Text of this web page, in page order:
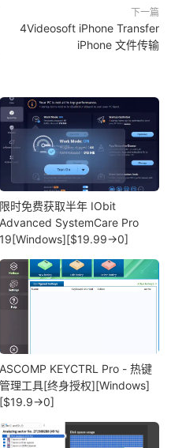
下一篇
4Videosoft iPhone Transfer
iPhone 文件传输
限时免费获取半年 IObit
Advanced SystemCare Pro
19[Windows][$19.99→0]
ASCOMP KEYCTRL Pro - 热键
管理工具[终身授权][Windows]
[$19.9→0]